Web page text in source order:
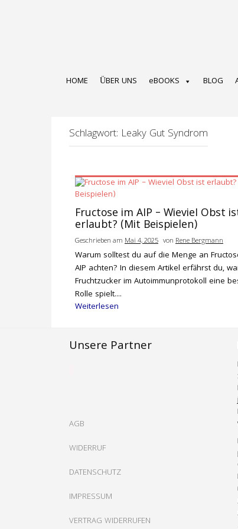
HOME ÜBER UNS eBOOKS BLOG
Schlagwort: Leaky Gut Syndrom
Fructose im AIP – Wieviel Obst
erlaubt? (Mit Beispielen)
Geschrieben am Mai 4, 2025 von Rene Bergmann
Warum solltest du auf die Menge an
AIP achten? In diesem Artikel erfährst du,
Fruchtzucker im Autoimmunprotokoll eine
Rolle spielt....
Weiterlesen
Unsere Partner
AGB
WIDERRUF
DATENSCHUTZ
IMPRESSUM
VERTRAG WIDERRUFEN